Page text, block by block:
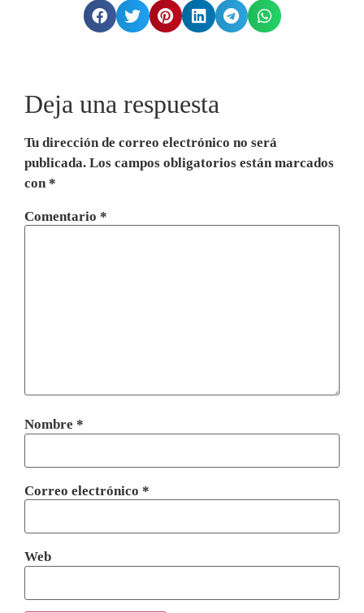
Deja una respuesta
Tu dirección de correo electrónico no será
publicada. Los campos obligatorios están marcados
con*
Comentario *
Nombre *
Correo electrónico *
Web